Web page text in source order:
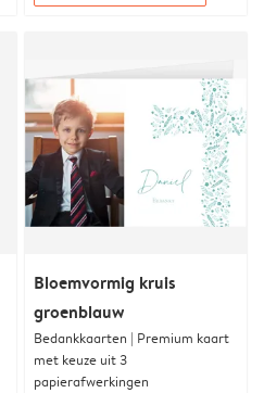
Bloemvormig kruis
groenblauw
Bedankkaarten | Premium kaart
met keuze uit 3
papierafwerkingen